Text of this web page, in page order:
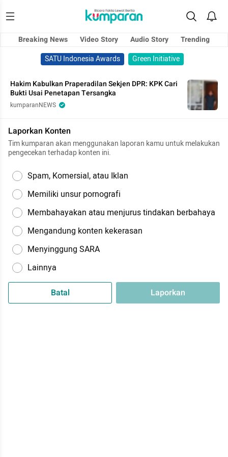
Breaking News Video Story Audio Story
Trending
SATU Indonesia Awards
Green Initiative
Hakim Kabulkan Praperadilan Sekjen DPR: KPK Cari
Bukti Usai Penetapan Tersangka
kumparanNEWS
Laporkan Konten
Tim kumparan akan menggunakan laporan kamu untuk melakukan
pengecekan terhadap konten ini.
Spam, Komersial, atau Iklan
Memiliki unsur pornografi
Membahayakan atau menjurus tindakan berbahaya
Mengandung konten kekerasan
Menyinggung SARA
Lainnya
Batal Laporkan